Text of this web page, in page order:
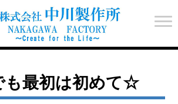
も最初は初めて☆